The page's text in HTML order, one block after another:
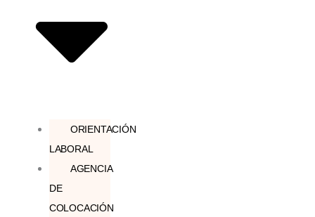
ORIENTACIÓN
LABORAL
AGENCIA
DE
COLOCACIÓN